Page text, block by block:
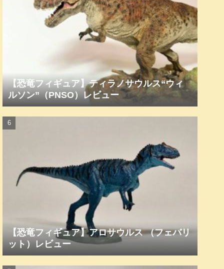
【恐竜フィギュア】ティラノサウルス“ウィ
ルソン”（PNSO）レビュー
【恐竜フィギュア】アロサウルス （フェバリ
ット）レビュー